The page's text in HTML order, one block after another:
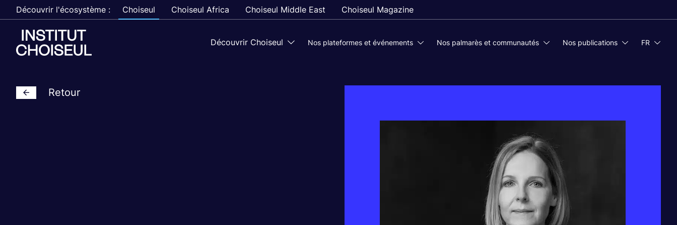
Découvrir l'écosystème : Choiseul Choiseul Africa Choiseul Middle East Choiseul Magazine
Découvrir Choiseul Nos plateformes et événements Nos palmarès et communautés Nos publications FR
Retour